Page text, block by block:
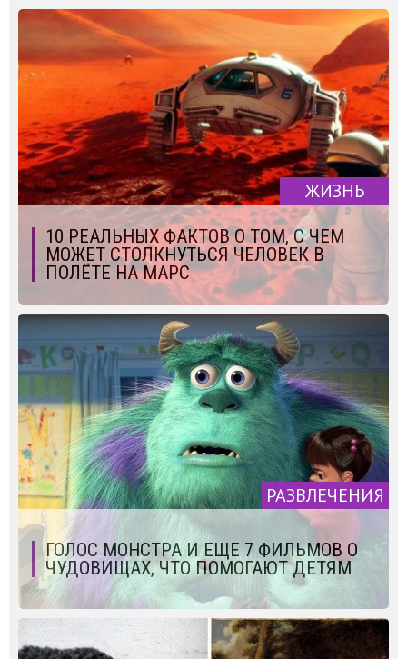
ЖИЗНЬ
10 РЕАЛЬНЫХ ФАКТОВ О ТОМ, С ЧЕМ
МОЖЕТ СТОЛКНУТЬСЯ ЧЕЛОВЕК В
ПОЛЁТЕ НА МАРС
РАЗВЛЕЧЕНИЯ
ГОЛОС МОНСТРА И ЕЩЕ 7 ФИЛЬМОВ О
ЧУДОВИЩАХ, ЧТО ПОМОГАЮТ ДЕТЯМ